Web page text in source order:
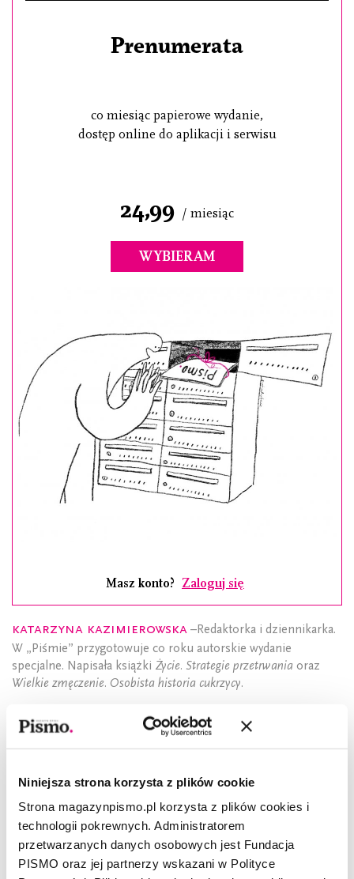
Niniejsza strona korzysta z plików cookie
Strona magazynpismo.pl korzysta z plików cookies i
technologii pokrewnych. Administratorem
przetwarzanych danych osobowych jest Fundacja
PISMO oraz jej partnerzy wskazani w Polityce
Prenumerata
co miesiąc papierowe wydanie,
dostęp online do aplikacji i serwisu
24,99 / miesiąc
WYBIERAM
Masz konto? Zaloguj się
Katarzyna Kazimierowska –Redaktorka i dziennikarka.
W „Piśmie” przygotowuje co roku autorskie wydanie
specjalne. Napisała książki Życie. Strategie przetrwania oraz
Wielkie zmęczenie. Osobista historia cukrzycy.
CZYTAJ TAKŻE